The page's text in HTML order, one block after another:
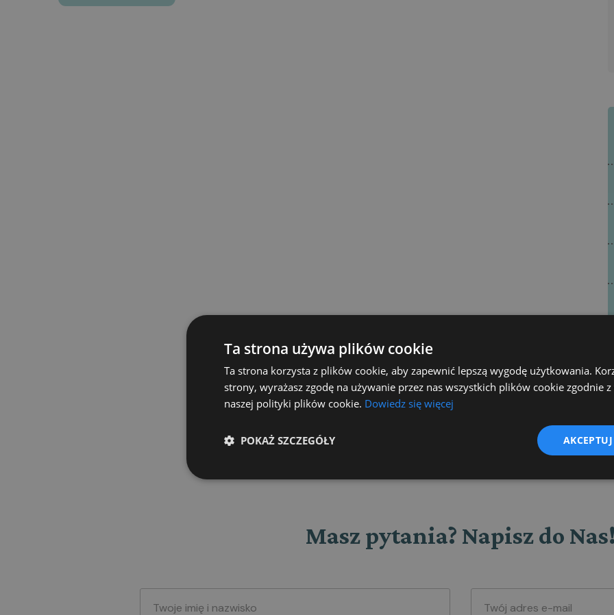
Masz pytania? Napisz do Nas!
Ta strona używa plików cookie
Ta strona korzysta z plików cookie, aby zapewnić lepszą wygodę użytkowania.
strony, wyrażasz zgodę na używanie przez nas wszystkich plików cookie zgodnie
naszej polityki plików cookie. Dowiedz się więcej
POKAŻ SZCZEGÓŁY